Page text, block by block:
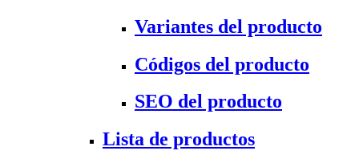
Variantes del producto
Códigos del producto
SEO del producto
Lista de productos